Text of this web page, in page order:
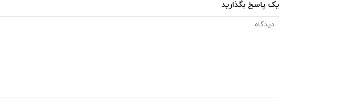
یک پاسخ بگذارید